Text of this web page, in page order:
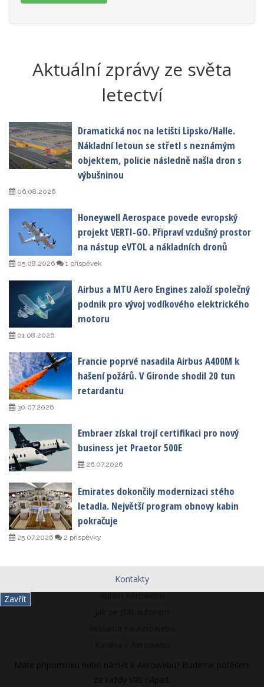
Zavřít
Aktuální zprávy ze světa
letectví
Dramatická noc na letišti Lipsko/Halle.
Nákladní letoun se střetl s neznámým
objektem, policie následně našla dron s
výbušninou
06.08.2026
Honeywell Aerospace povede evropský
projekt VERTI-GO. Připraví vzdušný prostor
na nástup eVTOL a nákladních dronů
05.08.2026 1 příspěvek
Airbus a MTU Aero Engines založí společný
podnik pro vývoj vodíkového elektrického
motoru
01.08.2026
Francie poprvé nasadila Airbus A400M k
hašení požárů. V Gironde shodil 20 tun
retardantu
30.07.2026
Embraer získal trojí certifikaci pro nový
business jet Praetor 500E
26.07.2026
Emirates dokončily modernizaci stého
letadla. Největší program obnovy kabin
pokračuje
25.07.2026 2 příspěvky
Kontakty
Autoři Aerowebu
Máte připomínku nebo námět k Aerowebu? Budeme potěšeni
za každý Váš nápad.